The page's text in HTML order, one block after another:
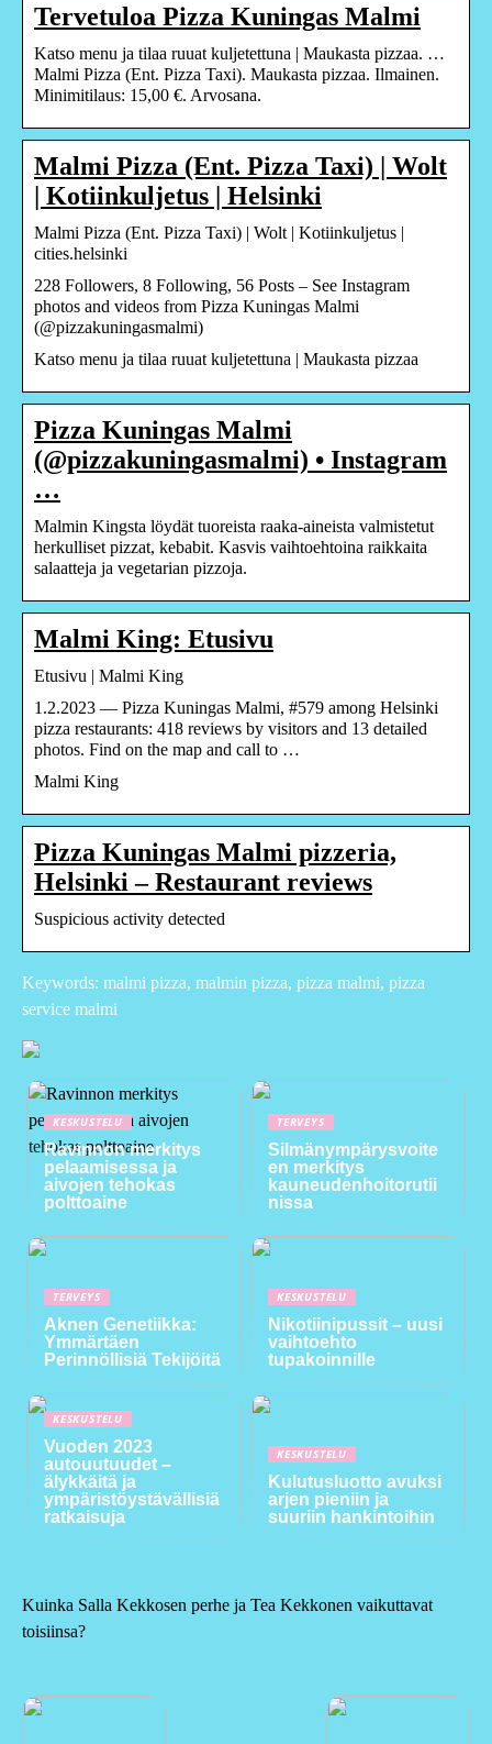
Tervetuloa Pizza Kuningas Malmi
Katso menu ja tilaa ruuat kuljetettuna | Maukasta pizzaa. …
Malmi Pizza (Ent. Pizza Taxi). Maukasta pizzaa. Ilmainen.
Minimitilaus: 15,00 €. Arvosana.
Malmi Pizza (Ent. Pizza Taxi) | Wolt
| Kotiinkuljetus | Helsinki
Malmi Pizza (Ent. Pizza Taxi) | Wolt | Kotiinkuljetus |
cities.helsinki
228 Followers, 8 Following, 56 Posts – See Instagram
photos and videos from Pizza Kuningas Malmi
(@pizzakuningasmalmi)
Katso menu ja tilaa ruuat kuljetettuna | Maukasta pizzaa
Pizza Kuningas Malmi
(@pizzakuningasmalmi) • Instagram
…
Malmin Kingsta löydät tuoreista raaka-aineista valmistetut
herkulliset pizzat, kebabit. Kasvis vaihtoehtoina raikkaita
salaatteja ja vegetarian pizzoja.
Malmi King: Etusivu
Etusivu | Malmi King
1.2.2023 — Pizza Kuningas Malmi, #579 among Helsinki
pizza restaurants: 418 reviews by visitors and 13 detailed
photos. Find on the map and call to …
Malmi King
Pizza Kuningas Malmi pizzeria,
Helsinki – Restaurant reviews
Suspicious activity detected
Keywords: malmi pizza, malmin pizza, pizza malmi, pizza
service malmi
KESKUSTELU
Ravinnon merkitys
pelaamisessa ja
aivojen tehokas
polttoaine
TERVEYS
Silmänympärysvoite
en merkitys
kauneudenhoitorutii
nissa
TERVEYS
Aknen Genetiikka:
Ymmärtäen
Perinnöllisiä Tekijöitä
KESKUSTELU
Nikotiinipussit – uusi
vaihtoehto
tupakoinnille
KESKUSTELU
Vuoden 2023
autouutuudet –
älykkäitä ja
ympäristöystävällisiä
ratkaisuja
KESKUSTELU
Kulutusluotto avuksi
arjen pieniin ja
suuriin hankintoihin
Kuinka Salla Kekkosen perhe ja Tea Kekkonen vaikuttavat
toisiinsa?